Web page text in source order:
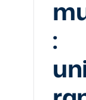
: